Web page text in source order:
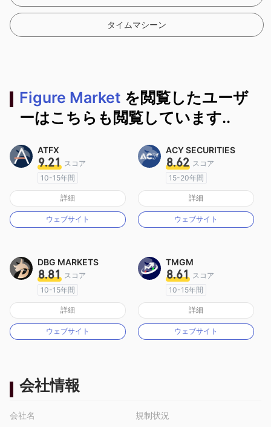
タイムマシーン
Figure Market を閲覧したユーザ
ーはこちらも閲覧しています..
ATFX
9.21 スコア
10-15年間
オーストラリア規制
マーケットメイキングライセンス（MM）
MT4フルライセンス
詳細
ウェブサイト
ACY SECURITIES
8.62 スコア
15-20年間
オーストラリア規制
マーケットメイキングライセンス（MM）
MT4フルライセンス
詳細
ウェブサイト
DBG MARKETS
8.81 スコア
10-15年間
オーストラリア規制
マーケットメイキングライセンス（MM）
MT4フルライセンス
詳細
ウェブサイト
TMGM
8.61 スコア
10-15年間
オーストラリア規制
マーケットメイキングライセンス（MM）
MT4フルライセンス
詳細
ウェブサイト
会社情報
会社名
規制状況